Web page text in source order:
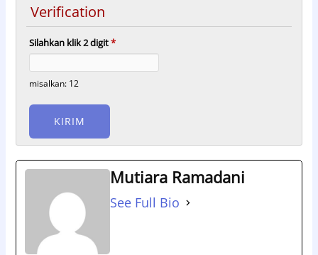
Verification
Silahkan klik 2 digit*
misalkan: 12
Mutiara Ramadani
See Full Bio